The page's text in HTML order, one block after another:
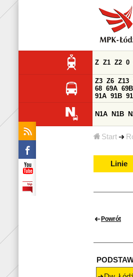
Start
Z Z1 Z2 0
Z3 Z6 Z13
68 69A 69B
91A 91B
N1A N1B
Linie
Powrót